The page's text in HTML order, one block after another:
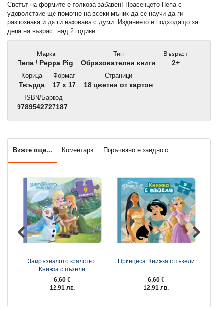
Светът на формите е толкова забавен! Прасенцето Пепа с
удоволствие ще помогне на всеки мъник да се научи да ги
разпознава и да ги назовава с думи. Изданието е подходящо за
деца на възраст над 2 години.
Марка
Пепа / Peppa Pig
Тип
Образователни книги
Възраст
2+
Корица
Твърда
Формат
17 x 17
Страници
18 цветни от картон
ISBN/Баркод
9789542727187
Вижте още... Коментари Поръчвано е заедно с
Замръзналото кралство:
Книжка с пъзели
6,60 €
12,91 лв.
Принцеса: Книжка с пъзели
6,60 €
12,91 лв.